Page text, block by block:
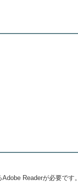
Readerが必要です。